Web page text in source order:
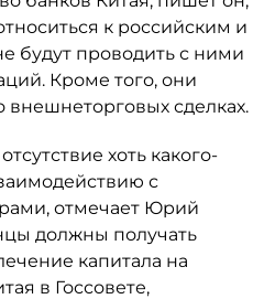
к российским и
будут проводить с ними
Кроме того, они
внешнеторговых сделках.
хоть какого-
с
отмечает Юрий
должны получать
капитала на
в Госсовете,